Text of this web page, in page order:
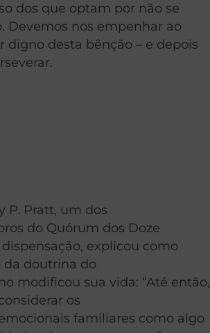
dos que optam por não se
Devemos nos empenhar ao
digno desta bênção – e depois
P. Pratt, um dos
do Quórum dos Doze
explicou como
doutrina do
modificou sua vida: “Até então,
os
familiares como algo